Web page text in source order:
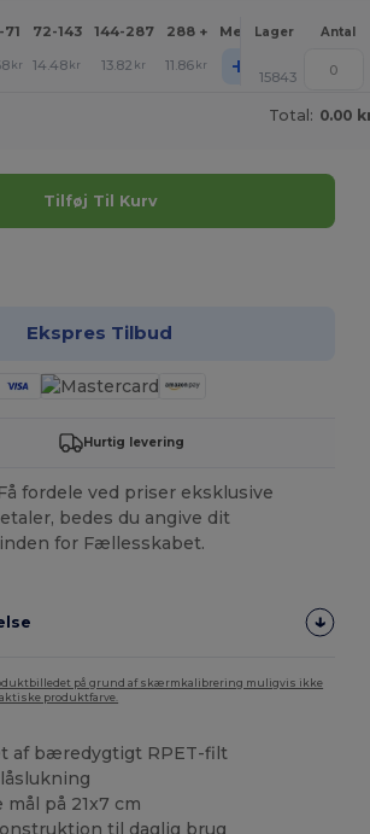
72-143 144-287 288 + MereLager Antal
kr 14.48 kr 13.82 kr 11.86 kr + 15843
Total: 0.00
Tilføj Til Kurv
Ekspres Tilbud
Hurtig levering
fordele ved priser eksklusive
bedes du angive dit
for Fællesskabet.
på grund af skærmkalibrering muligvis ikke
produktfarve.
af bæredygtigt RPET-filt
mål på 21x7 cm
til daglig brug